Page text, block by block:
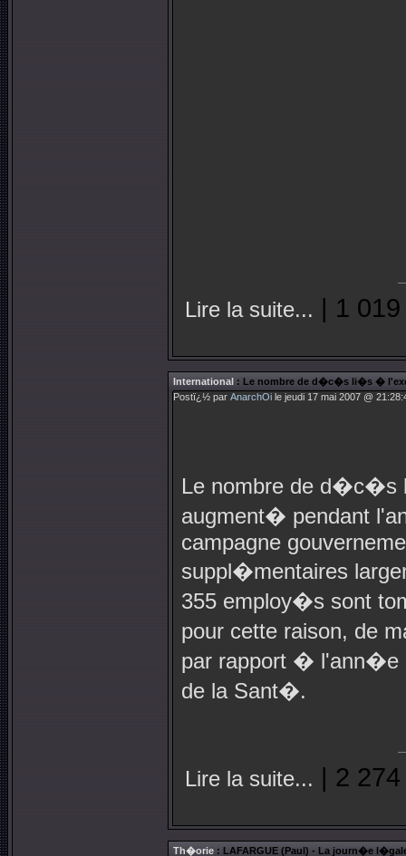
Lire la suite... | 1
International : Le nombre de d�c�s li�s �
Postï¿½ par AnarchOi le jeudi 17 mai 2007 @
Le nombre de d�c�s
augment� pendant
campagne
suppl�mentaires
355 employ�s sont
pour cette raison, de
par rapport �
de la Sant�.
Lire la suite... | 2
Th�orie : LAFARGUE (Paul) - La journ�e